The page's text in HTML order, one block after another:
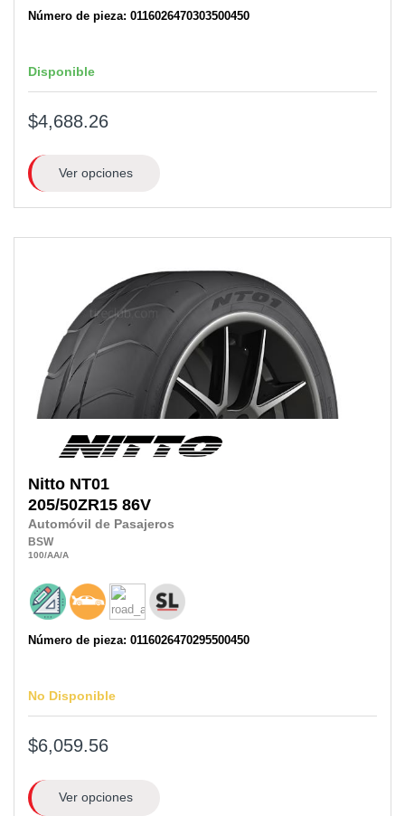
Número de pieza: 0116026470303500450
Disponible
$4,688.26
Ver opciones
Nitto NT01
205/50ZR15 86V
Automóvil de Pasajeros
BSW
100/AA/A
Número de pieza: 0116026470295500450
No Disponible
$6,059.56
Ver opciones